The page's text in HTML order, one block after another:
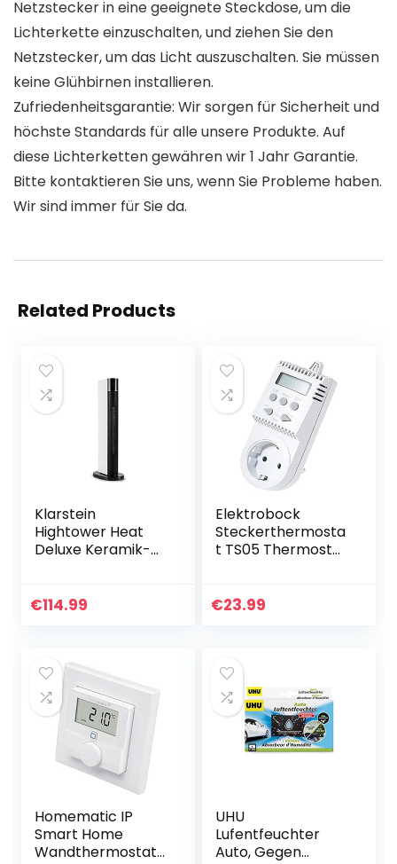
Netzstecker in eine geeignete Steckdose, um die
Lichterkette einzuschalten, und ziehen Sie den
Netzstecker, um das Licht auszuschalten. Sie müssen
keine Glühbirnen installieren.
Zufriedenheitsgarantie: Wir sorgen für Sicherheit und
höchste Standards für alle unsere Produkte. Auf
diese Lichterketten gewähren wir 1 Jahr Garantie.
Bitte kontaktieren Sie uns, wenn Sie Probleme haben.
Wir sind immer für Sie da.
Related Products
Klarstein
Hightower Heat
Deluxe Keramik-
Thermostat,
35 °C,
Abschalttimer, inkl.
Fernbedienung,
schwarz-weiß
€114.99
Elektrobock
Steckerthermosta
t TS05 Thermostat
€23.99
Homematic IP
Smart Home
Wandthermostat
UHU
Lufentfeuchter
Auto, Gegen